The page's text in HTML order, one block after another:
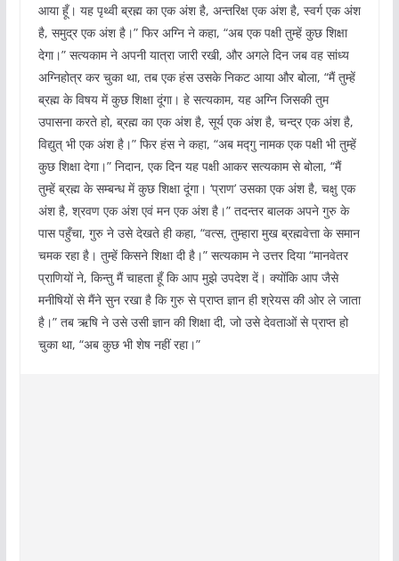
आया हूँ। यह पृथ्वी ब्रह्म का एक अंश है, अन्तरिक्ष एक अंश है, स्वर्ग एक अंश
है, समुद्र एक अंश है।” फिर अग्नि ने कहा, “अब एक पक्षी तुम्हें कुछ शिक्षा
देगा।” सत्यकाम ने अपनी यात्रा जारी रखी, और अगले दिन जब वह सांध्य
अग्निहोत्र कर चुका था, तब एक हंस उसके निकट आया और बोला, “मैं तुम्हें
ब्रह्म के विषय में कुछ शिक्षा दूंगा। हे सत्यकाम, यह अग्नि जिसकी तुम
उपासना करते हो, ब्रह्म का एक अंश है, सूर्य एक अंश है, चन्द्र एक अंश है,
विद्युत् भी एक अंश है।” फिर हंस ने कहा, “अब मद्गु नामक एक पक्षी भी तुम्हें
कुछ शिक्षा देगा।” निदान, एक दिन यह पक्षी आकर सत्यकाम से बोला, “मैं
तुम्हें ब्रह्म के सम्बन्ध में कुछ शिक्षा दूंगा। ‘प्राण’ उसका एक अंश है, चक्षु एक
अंश है, श्रवण एक अंश एवं मन एक अंश है।” तदन्तर बालक अपने गुरु के
पास पहुँचा, गुरु ने उसे देखते ही कहा, “वत्स, तुम्हारा मुख ब्रह्मवेत्ता के समान
चमक रहा है। तुम्हें किसने शिक्षा दी है।” सत्यकाम ने उत्तर दिया “मानवेतर
प्राणियों ने, किन्तु मैं चाहता हूँ कि आप मुझे उपदेश दें। क्योंकि आप जैसे
मनीषियों से मैंने सुन रखा है कि गुरु से प्राप्त ज्ञान ही श्रेयस की ओर ले जाता
है।” तब ऋषि ने उसे उसी ज्ञान की शिक्षा दी, जो उसे देवताओं से प्राप्त हो
चुका था, “अब कुछ भी शेष नहीं रहा।”